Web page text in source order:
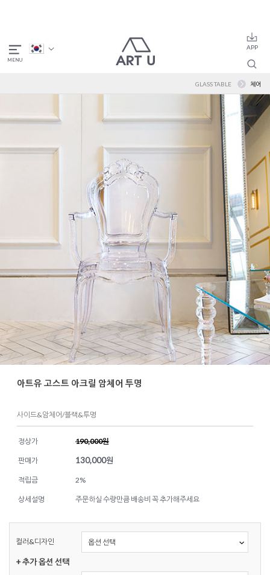
GLASS TABLE 체어
아트유 고스트 아크릴 암체어 투명
사이드&암체어/블랙&투명
정상가 190,000원
판매가 130,000원
적립금 2%
상세설명 주문하실 수량만큼 배송비 꼭 추가해주세요
컬러&디자인
+ 추가 옵션 선택